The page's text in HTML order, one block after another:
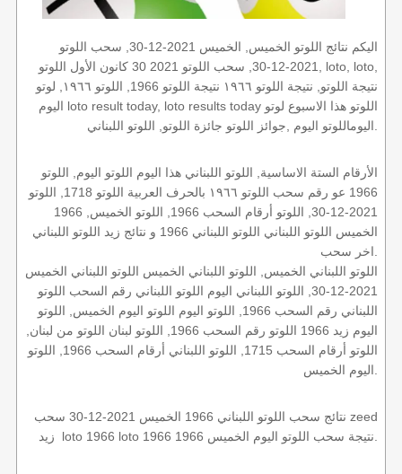
اليكم نتائج اللوتو الخميس, الخميس 2021-12-30, سحب اللوتو
2021-12-30, سحب اللوتو 2021 30 كانون الأول اللوتو, loto, loto,
نتيجة اللوتو, نتيجة اللوتو ١٩٦٦ نتيجة اللوتو 1966, اللوتو ١٩٦٦, لوتو
اليوم loto result today, loto results today اللوتو هذا الاسبوع لوتو
الأرقام الستة الاساسية, اللوتو اللبناني هذا اليوم اللوتو اليوم, اللوتو
1966 عو رقم سحب اللوتو ١٩٦٦ بالحرف العربية اللوتو 1718, اللوتو
2021-12-30, اللوتو أرقام السحب 1966, اللوتو الخميس, 1966
الخميس اللوتو اللبناني اللوتو اللبناني 1966 و نتائج زيد اللوتو اللبناني
اللوتو اللبناني الخميس, اللوتو اللبناني الخميس اللوتو اللبناني الخميس
2021-12-30, اللوتو اللبناني اليوم اللوتو اللبناني رقم السحب اللوتو
اللبناني رقم السحب 1966, اللوتو اليوم اللوتو اليوم الخميس, اللوتو
اليوم زيد 1966 اللوتو رقم السحب 1966, اللوتو لبنان اللوتو من لبنان,
اللوتو أرقام السحب 1715, اللوتو اللبناني أرقام السحب 1966, اللوتو
نتائج سحب اللوتو اللبناني 1966 الخميس 2021-12-30 سحب zeed